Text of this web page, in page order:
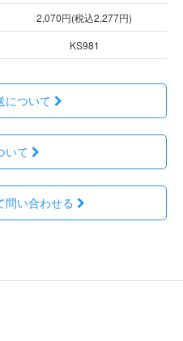
2,070円(税込2,277円)
KS981
について
いて
問い合わせる